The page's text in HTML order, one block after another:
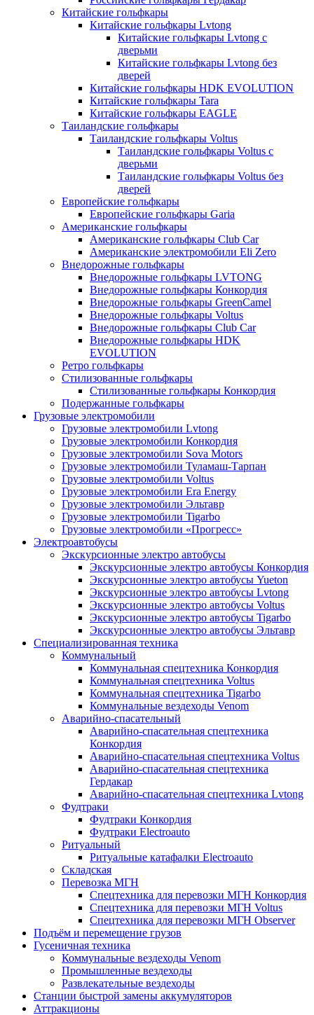
Китайские гольфкары
Китайские гольфкары Lvtong
Китайские гольфкары Lvtong с
дверьми
Китайские гольфкары Lvtong без
дверей
Китайские гольфкары HDK EVOLUTION
Китайские гольфкары Tara
Китайские гольфкары EAGLE
Таиландские гольфкары
Таиландские гольфкары Voltus
Таиландские гольфкары Voltus с
дверьми
Таиландские гольфкары Voltus без
дверей
Европейские гольфкары
Европейские гольфкары Garia
Американские гольфкары
Американские гольфкары Club Car
Американские электромобили Eli Zero
Внедорожные гольфкары
Внедорожные гольфкары LVTONG
Внедорожные гольфкары Конкордия
Внедорожные гольфкары GreenCamel
Внедорожные гольфкары Voltus
Внедорожные гольфкары Club Car
Внедорожные гольфкары HDK
EVOLUTION
Ретро гольфкары
Стилизованные гольфкары
Стилизованные гольфкары Конкордия
Подержанные гольфкары
Грузовые электромобили
Грузовые электромобили Lvtong
Грузовые электромобили Конкордия
Грузовые электромобили Sova Motors
Грузовые электромобили Туламаш-Тарпан
Грузовые электромобили Voltus
Грузовые электромобили Era Energy
Грузовые электромобили Эльтавр
Грузовые электромобили Tigarbo
Грузовые электромобили «Прогресс»
Электроавтобусы
Экскурсионные электро автобусы
Экскурсионные электро автобусы Конкордия
Экскурсионные электро автобусы Yueton
Экскурсионные электро автобусы Lvtong
Экскурсионные электро автобусы Voltus
Экскурсионные электро автобусы Tigarbo
Экскурсионные электро автобусы Эльтавр
Специализированная техника
Коммунальный
Коммунальная спецтехника Конкордия
Коммунальная спецтехника Voltus
Коммунальная спецтехника Tigarbo
Коммунальные вездеходы Venom
Аварийно-спасательный
Аварийно-спасательная спецтехника
Конкордия
Аварийно-спасательная спецтехника Voltus
Аварийно-спасательная спецтехника
Гердакар
Аварийно-спасательная спецтехника Lvtong
Фудтраки
Фудтраки Конкордия
Фудтраки Electroauto
Ритуальный
Ритуальные катафалки Electroauto
Складская
Перевозка МГН
Спецтехника для перевозки МГН Конкордия
Спецтехника для перевозки МГН Voltus
Спецтехника для перевозки МГН Observer
Подъём и перемещение грузов
Гусеничная техника
Коммунальные вездеходы Venom
Промышленные вездеходы
Развлекательные вездеходы
Станции быстрой замены аккумуляторов
Аттракционы